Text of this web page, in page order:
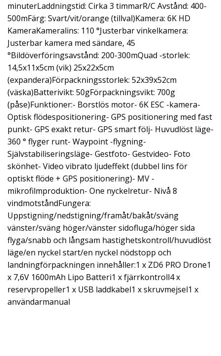
minuterLaddningstid: Cirka 3 timmarR/C Avstånd: 400-
500mFärg: Svart/vit/orange (tillval)Kamera: 6K HD
KameraKameralins: 110 °Justerbar vinkelkamera:
Justerbar kamera med sändare, 45
°Bildöverföringsavstånd: 200-300mQuad -storlek:
14,5x11x5cm (vik) 25x22x5cm
(expandera)Förpackningsstorlek: 52x39x52cm
(väska)Batterivikt: 50gFörpackningsvikt: 700g
(påse)Funktioner:- Borstlös motor- 6K ESC -kamera-
Optisk flödespositionering- GPS positionering med fast
punkt- GPS exakt retur- GPS smart följ- Huvudlöst läge-
360 ° flyger runt- Waypoint -flygning-
Självstabiliseringsläge- Gestfoto- Gestvideo- Foto
skönhet- Video vibrato ljudeffekt (dubbel lins för
optiskt flöde + GPS positionering)- MV -
mikrofilmproduktion- One nyckelretur- Nivå 8
vindmotståndFungera:
Uppstigning/nedstigning/framåt/bakåt/sväng
vänster/sväng höger/vänster sidofluga/höger sida
flyga/snabb och långsam hastighetskontroll/huvudlöst
läge/en nyckel start/en nyckel nödstopp och
landningförpackningen innehåller:1 x ZD6 PRO Drone1
x 7,6V 1600mAh Lipo Batteri1 x fjärrkontroll4 x
reservpropeller1 x USB laddkabel1 x skruvmejsel1 x
användarmanual